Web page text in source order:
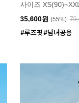
사이즈
35,600원 (55%)